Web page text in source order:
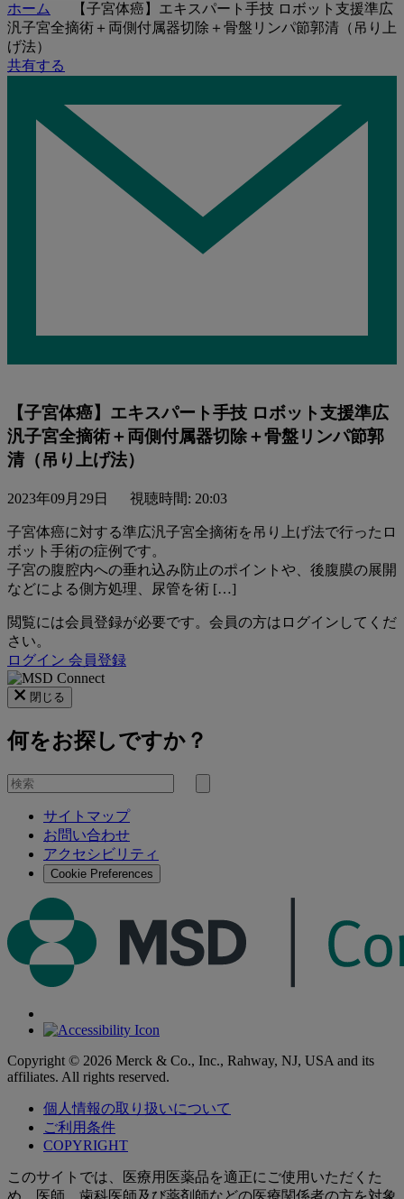
ホーム
【⼦宮体癌】エキスパート手技 ロボット⽀援準広
汎⼦宮全摘術＋両側付属器切除＋⾻盤リンパ節郭清（吊り上
げ法）
共有する
【⼦宮体癌】エキスパート手技 ロボット⽀援準広
汎⼦宮全摘術＋両側付属器切除＋⾻盤リンパ節郭
清（吊り上げ法）
2023年09月29日 視聴時間: 20:03
⼦宮体癌に対する準広汎⼦宮全摘術を吊り上げ法で⾏ったロ
ボット手術の症例です。
⼦宮の腹腔内への垂れ込み防⽌のポイントや、後腹膜の展開
などによる側⽅処理、尿管を術 […]
閲覧には会員登録が必要です。会員の方はログインしてくだ
さい。
ログイン 会員登録
閉じる
何をお探しですか？
を
検
サイトマップ
お問い合わせ
アクセシビリティ
Cookie Preferences
Copyright © 2026 Merck & Co., Inc., Rahway, NJ, USA and its
affiliates. All rights reserved.
個人情報の取り扱いについて
ご利用条件
COPYRIGHT
このサイトでは、医療用医薬品を適正にご使用いただくた
め、医師、歯科医師及び薬剤師などの医療関係者の方を対象